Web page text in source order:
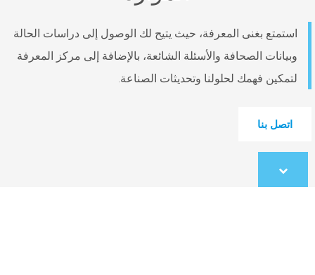
استمتع بغنى المعرفة، حيث يتيح لك الوصول إلى دراسات الحالة
وبيانات الصحافة والأسئلة الشائعة، بالإضافة إلى مركز المعرفة
لتمكين فهمك لحلولنا وتحديثات الصناعة.
اتصل بنا
Scroll
to